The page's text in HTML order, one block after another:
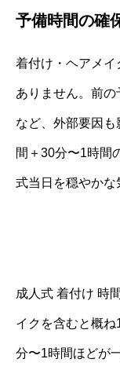
予備時間の確
着付け・ヘアメイ
ありません。前
など、外部要因
間＋30分〜1時間
式当日を穏やかな
成人式 着付け 時
イクを含むと概
分〜1時間ほどが